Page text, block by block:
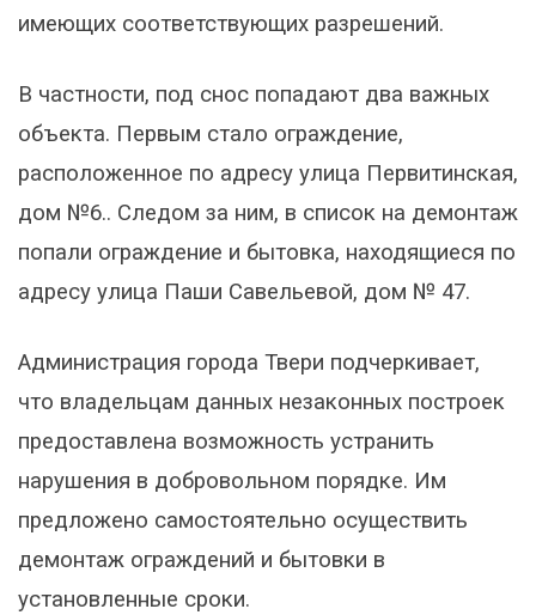
имеющих соответствующих разрешений.
В частности, под снос попадают два важных
объекта. Первым стало ограждение,
расположенное по адресу улица Первитинская,
дом №6.. Следом за ним, в список на демонтаж
попали ограждение и бытовка, находящиеся по
адресу улица Паши Савельевой, дом № 47.
Администрация города Твери подчеркивает,
что владельцам данных незаконных построек
предоставлена возможность устранить
нарушения в добровольном порядке. Им
предложено самостоятельно осуществить
демонтаж ограждений и бытовки в
установленные сроки.